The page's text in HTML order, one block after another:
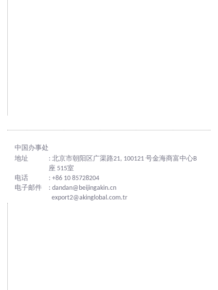
中国办事处
地址
: 北京市朝阳区广渠路21, 100121 号金海商富中心B
座 515室
电话
: +86 10 85728204
电子邮件
: dandan@beijingakin.cn
export2@akinglobal.com.tr